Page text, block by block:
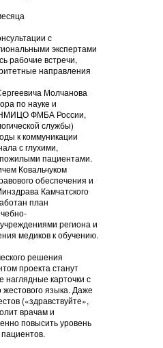
с
экспертами
рабочие встречи,
направления
Молчанова
по науке и
ФМБА России,
службы)
к коммуникации
с глухими,
пациентами.
Ковальчуком
обеспечения и
Камчатского
план
региона и
медиков к обучению.
решения
проекта станут
карточки с
жестового языка. Даже
(«здравствуйте»,
врачам и
повысить уровень